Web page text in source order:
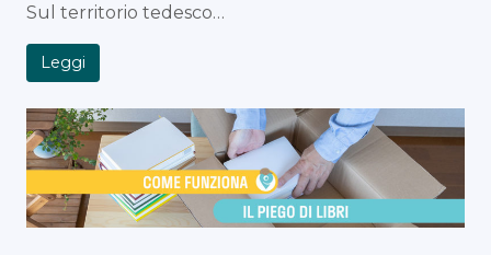
Sul territorio tedesco…
Leggi